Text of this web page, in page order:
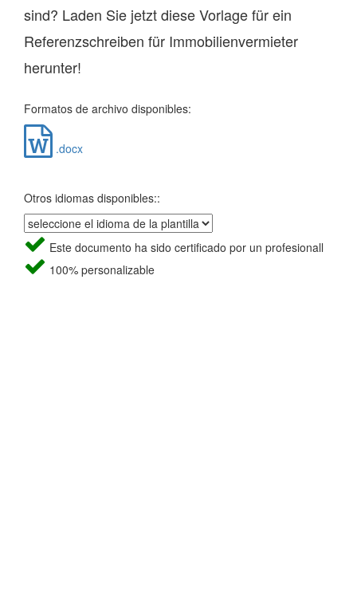
sind? Laden Sie jetzt diese Vorlage für ein
Referenzschreiben für Immobilienvermieter
herunter!
Formatos de archivo disponibles:
.docx
Otros idiomas disponibles::
Este documento ha sido certificado por un profesionall
100% personalizable